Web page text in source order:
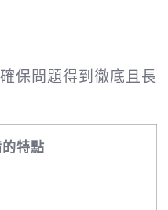
保問題得到徹底且長
特點